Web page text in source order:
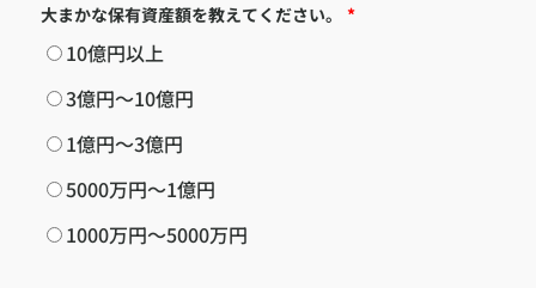
大まかな保有資産額を教えてください。 *
10億円以上
3億円〜10億円
1億円〜3億円
5000万円〜1億円
1000万円〜5000万円